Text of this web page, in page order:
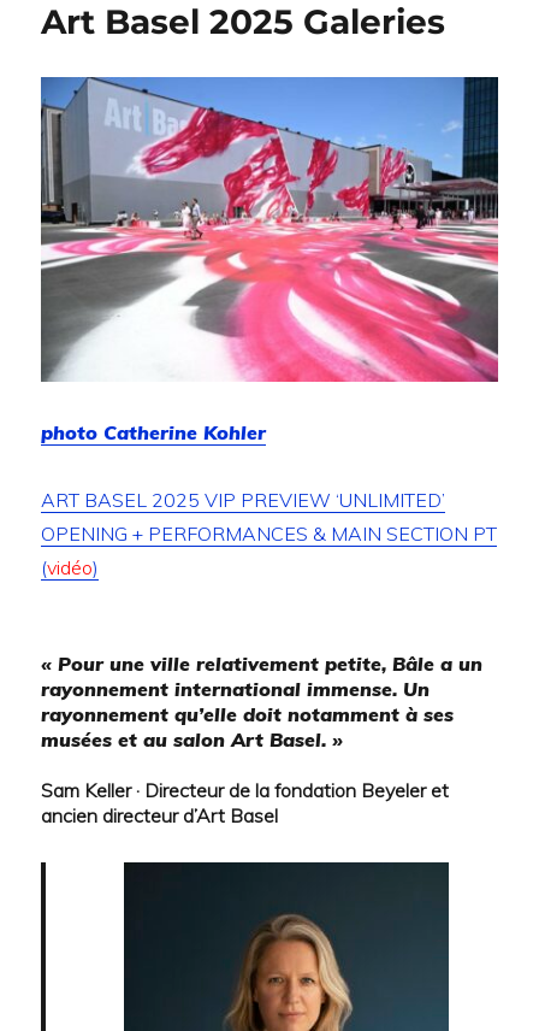
Art Basel 2025 Galeries
photo Catherine Kohler
ART BASEL 2025 VIP PREVIEW ‘UNLIMITED’
OPENING + PERFORMANCES & MAIN SECTION PT
(vidéo)
« Pour une ville relativement petite, Bâle a un
rayonnement international immense. Un
rayonnement qu’elle doit notamment à ses
musées et au salon Art Basel. »
Sam Keller · Directeur de la fondation Beyeler et
ancien directeur d’Art Basel